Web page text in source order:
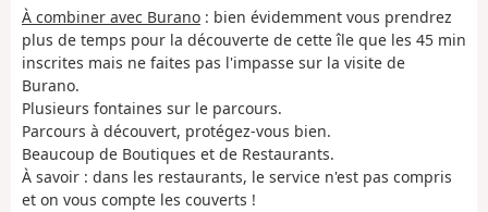
À combiner avec Burano : bien évidemment vous prendrez
plus de temps pour la découverte de cette île que les 45 min
inscrites mais ne faites pas l'impasse sur la visite de
Burano.
Plusieurs fontaines sur le parcours.
Parcours à découvert, protégez-vous bien.
Beaucoup de Boutiques et de Restaurants.
À savoir : dans les restaurants, le service n'est pas compris
et on vous compte les couverts !